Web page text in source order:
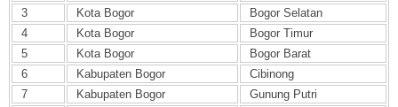
3
Kota Bogor
Bogor Selatan
4
Kota Bogor
Bogor Timur
5
Kota Bogor
Bogor Barat
6
Kabupaten Bogor
Cibinong
7
Kabupaten Bogor
Gunung Putri